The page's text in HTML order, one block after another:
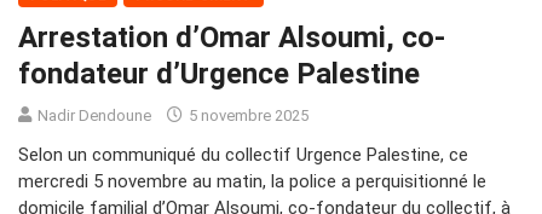
Arrestation d’Omar Alsoumi, co-
fondateur d’Urgence Palestine
Nadir Dendoune 5 novembre 2025
Selon un communiqué du collectif Urgence Palestine, ce
mercredi 5 novembre au matin, la police a perquisitionné le
domicile familial d’Omar Alsoumi, co-fondateur du collectif, à